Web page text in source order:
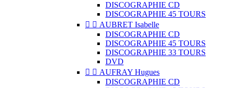
DISCOGRAPHIE CD
DISCOGRAPHIE 45 TOURS
  AUBRET Isabelle
DISCOGRAPHIE CD
DISCOGRAPHIE 45 TOURS
DISCOGRAPHIE 33 TOURS
DVD
  AUFRAY Hugues
DISCOGRAPHIE CD